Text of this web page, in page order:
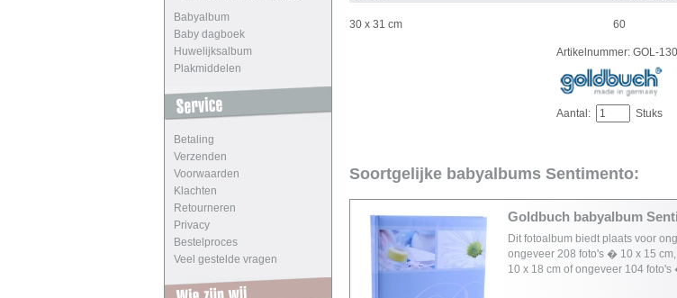
Babyalbum
Baby dagboek
Huwelijksalbum
Plakmiddelen
Betaling
Verzenden
Voorwaarden
Klachten
Retourneren
Privacy
Bestelproces
Veel gestelde vragen
30 x 31 cm 60
Artikelnummer: GOL-
Aantal:
Stuks
Soortgelijke babyalbums Sentimento:
Goldbuch babyalbum
Dit fotoalbum biedt plaats voor
ongeveer 208 foto's � 10 x 15
10 x 18 cm of ongeveer 104